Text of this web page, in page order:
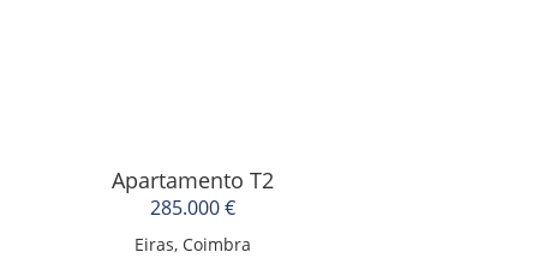
Apartamento T2
285.000 €
Eiras, Coimbra